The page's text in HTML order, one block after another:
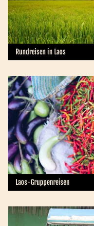
Rundreisen in Laos
Laos-Gruppenreisen